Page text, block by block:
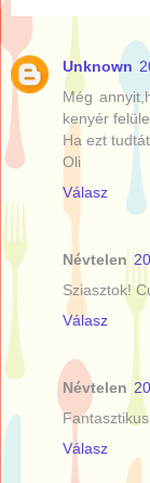
Unknown
Még
kenyér
Ha ezt
Oli
Válasz
Névtelen
Sziasztok!
Válasz
Névtelen
Válasz